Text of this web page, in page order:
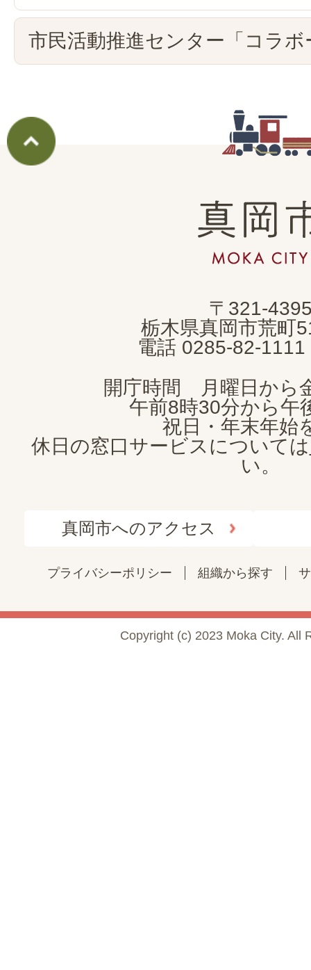
市民活動推進センター「コラ
真
岡
市
CITY
〒321-
栃木県真岡市荒町
電話 0285-82-1111
開庁時間 月曜日から
午前8時30分から午
祝日・年末年始
休日の窓口サービスについては
い。
真岡市へのアクセス
プライバシーポリシー 組織から探す
Copyright (c) 2023 Moka City. All